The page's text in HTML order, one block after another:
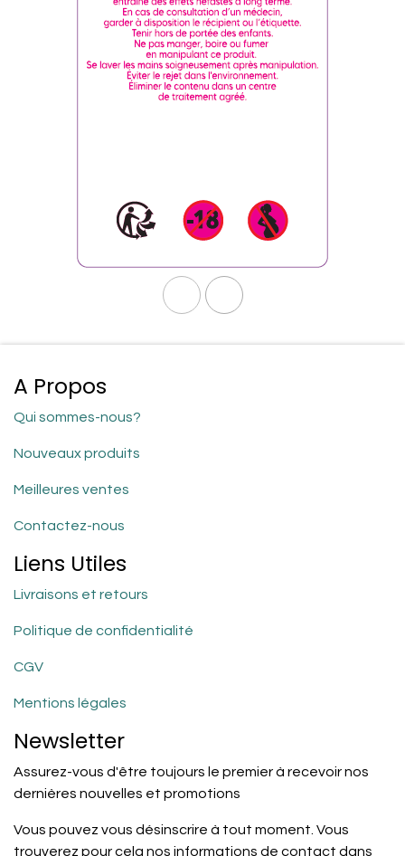
A Propos
Qui sommes-nous?
Nouveaux produits
Meilleures ventes
Contactez-nous
Liens Utiles
Livraisons et retours
Politique de confidentialité
CGV
Mentions légales
Newsletter
Assurez-vous d'être toujours le premier à recevoir nos
dernières nouvelles et promotions
Vous pouvez vous désinscrire à tout moment. Vous
trouverez pour cela nos informations de contact dans